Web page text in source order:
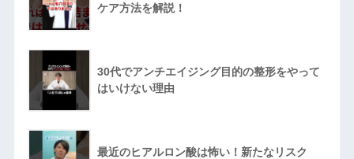
ケア方法を解説！
30代でアンチエイジング目的の整形をやって
はいけない理由
最近のヒアルロン酸は怖い！新たなリスク